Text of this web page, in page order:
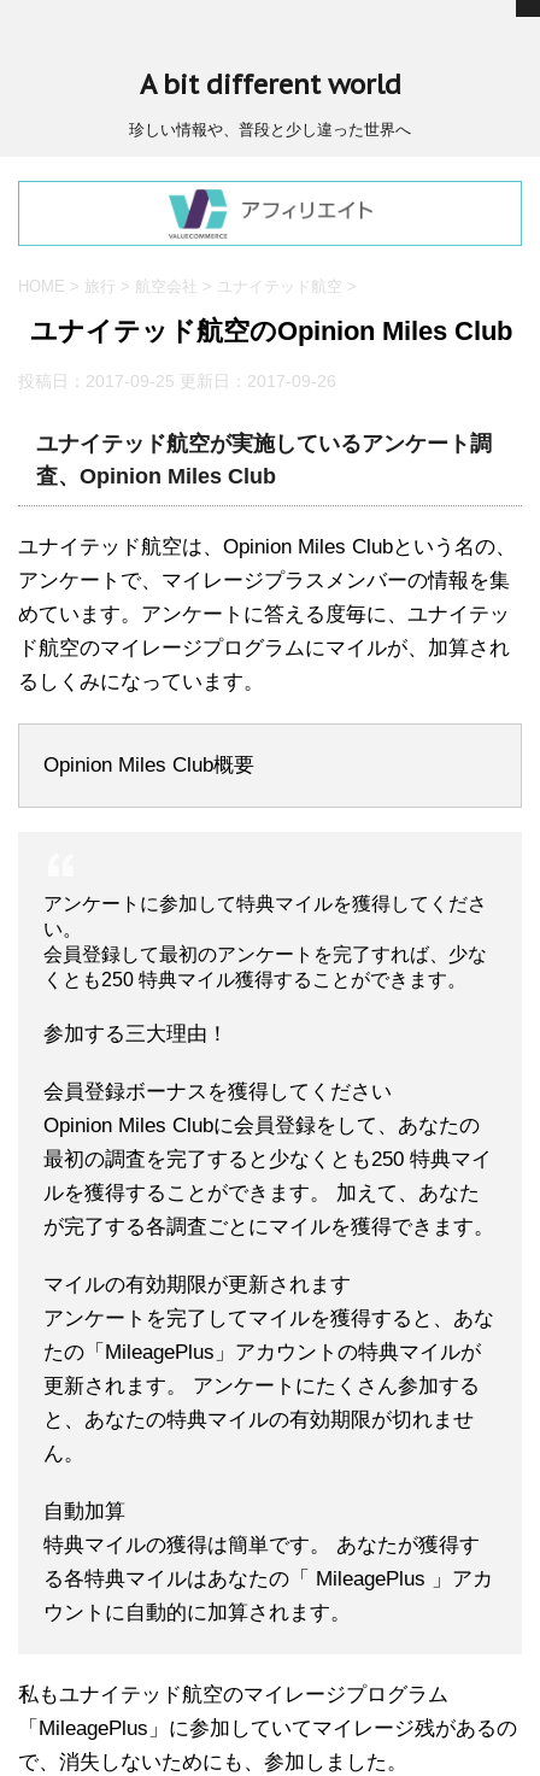
A bit different world
珍しい情報や、普段と少し違った世界へ
HOME > 旅行 > 航空会社 > ユナイテッド航空 >
ユナイテッド航空のOpinion Miles Club
投稿日：2017-09-25 更新日： 2017-09-26
ユナイテッド航空が実施しているアンケート調
査、Opinion Miles Club
ユナイテッド航空は、Opinion Miles Clubという名の、
アンケートで、マイレージプラスメンバーの情報を集
めています。アンケートに答える度毎に、ユナイテッ
ド航空のマイレージプログラムにマイルが、加算され
るしくみになっています。
Opinion Miles Club概要
アンケートに参加して特典マイルを獲得してくださ
い。
会員登録して最初のアンケートを完了すれば、少な
くとも250 特典マイル獲得することができます。
参加する三大理由！
会員登録ボーナスを獲得してください
Opinion Miles Clubに会員登録をして、あなたの
最初の調査を完了すると少なくとも250 特典マイ
ルを獲得することができます。 加えて、あなた
が完了する各調査ごとにマイルを獲得できます。
マイルの有効期限が更新されます
アンケートを完了してマイルを獲得すると、あな
たの「MileagePlus」アカウントの特典マイルが
更新されます。 アンケートにたくさん参加する
と、あなたの特典マイルの有効期限が切れませ
ん。
自動加算
特典マイルの獲得は簡単です。 あなたが獲得す
る各特典マイルはあなたの「 MileagePlus 」アカ
ウントに自動的に加算されます。
私もユナイテッド航空のマイレージプログラム
「MileagePlus」に参加していてマイレージ残があるの
で、消失しないためにも、参加しました。